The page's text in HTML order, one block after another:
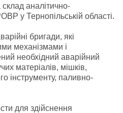
склад аналітично-
у Тернопільській області.
бригади, які
механізмами і
необхідний аварійний
матеріалів, мішків,
інструменту, паливно-
для здійснення